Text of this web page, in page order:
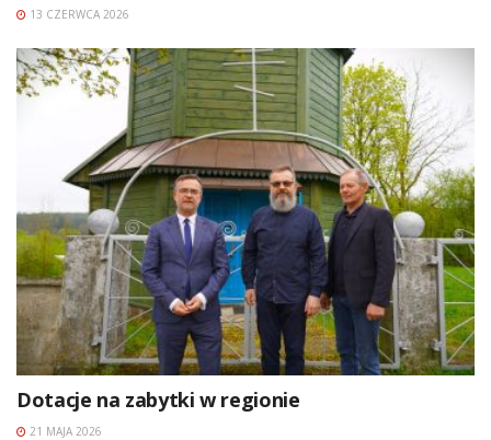
13 CZERWCA 2026
Dotacje na zabytki w regionie
21 MAJA 2026